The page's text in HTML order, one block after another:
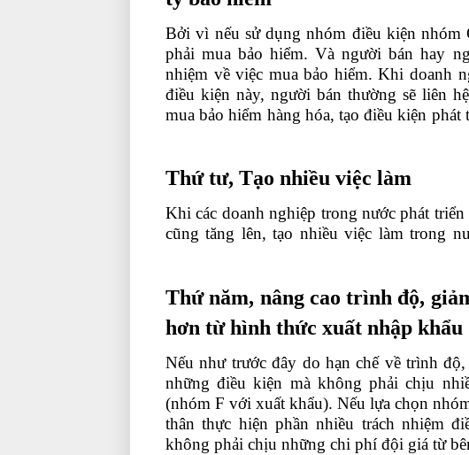
Bởi vì nếu sử dụng nhóm điều kiện
phải mua bảo hiểm. Và người bán hay
nhiệm về việc mua bảo hiểm. Khi doanh
điều kiện này, người bán thường sẽ liên
mua bảo hiểm hàng hóa, tạo điều kiện
Thứ tư, Tạo nhiều việc làm
Khi các doanh nghiệp trong nước phát
cũng tăng lên, tạo nhiều việc làm trong
Thứ năm, nâng cao trình độ,
hơn từ hình thức xuất nhập khẩu
Nếu như trước đây do hạn chế về trình
những điều kiện mà không phải chịu
(nhóm F với xuất khẩu). Nếu lựa chọn
thân thực hiện phần nhiều trách nhiệm
không phải chịu những chi phí đội giá từ